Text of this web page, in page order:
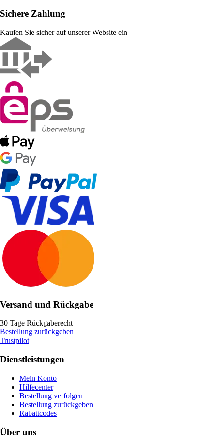
Sichere Zahlung
Kaufen Sie sicher auf unserer Website ein
Versand und Rückgabe
30 Tage Rückgaberecht
Bestellung zurückgeben
Trustpilot
Dienstleistungen
Mein Konto
Hilfecenter
Bestellung verfolgen
Bestellung zurückgeben
Rabattcodes
Über uns